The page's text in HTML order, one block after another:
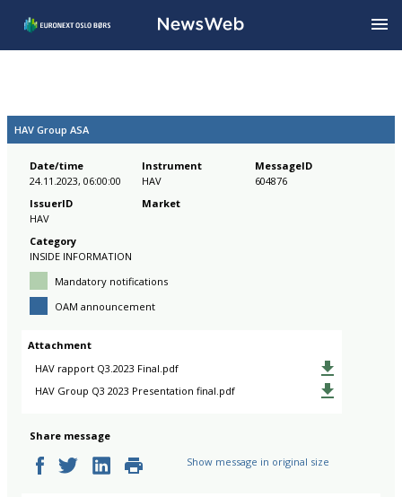
HAV Group ASA
Date/time
24.11.2023, 06:00:00
MessageID
604876
IssuerID
HAV
Instrument
HAV
Market
Category
INSIDE INFORMATION
Mandatory notifications
OAM announcement
Attachment
HAV rapport Q3.2023 Final.pdf
HAV Group Q3 2023 Presentation final.pdf
Share message
Show message in original size